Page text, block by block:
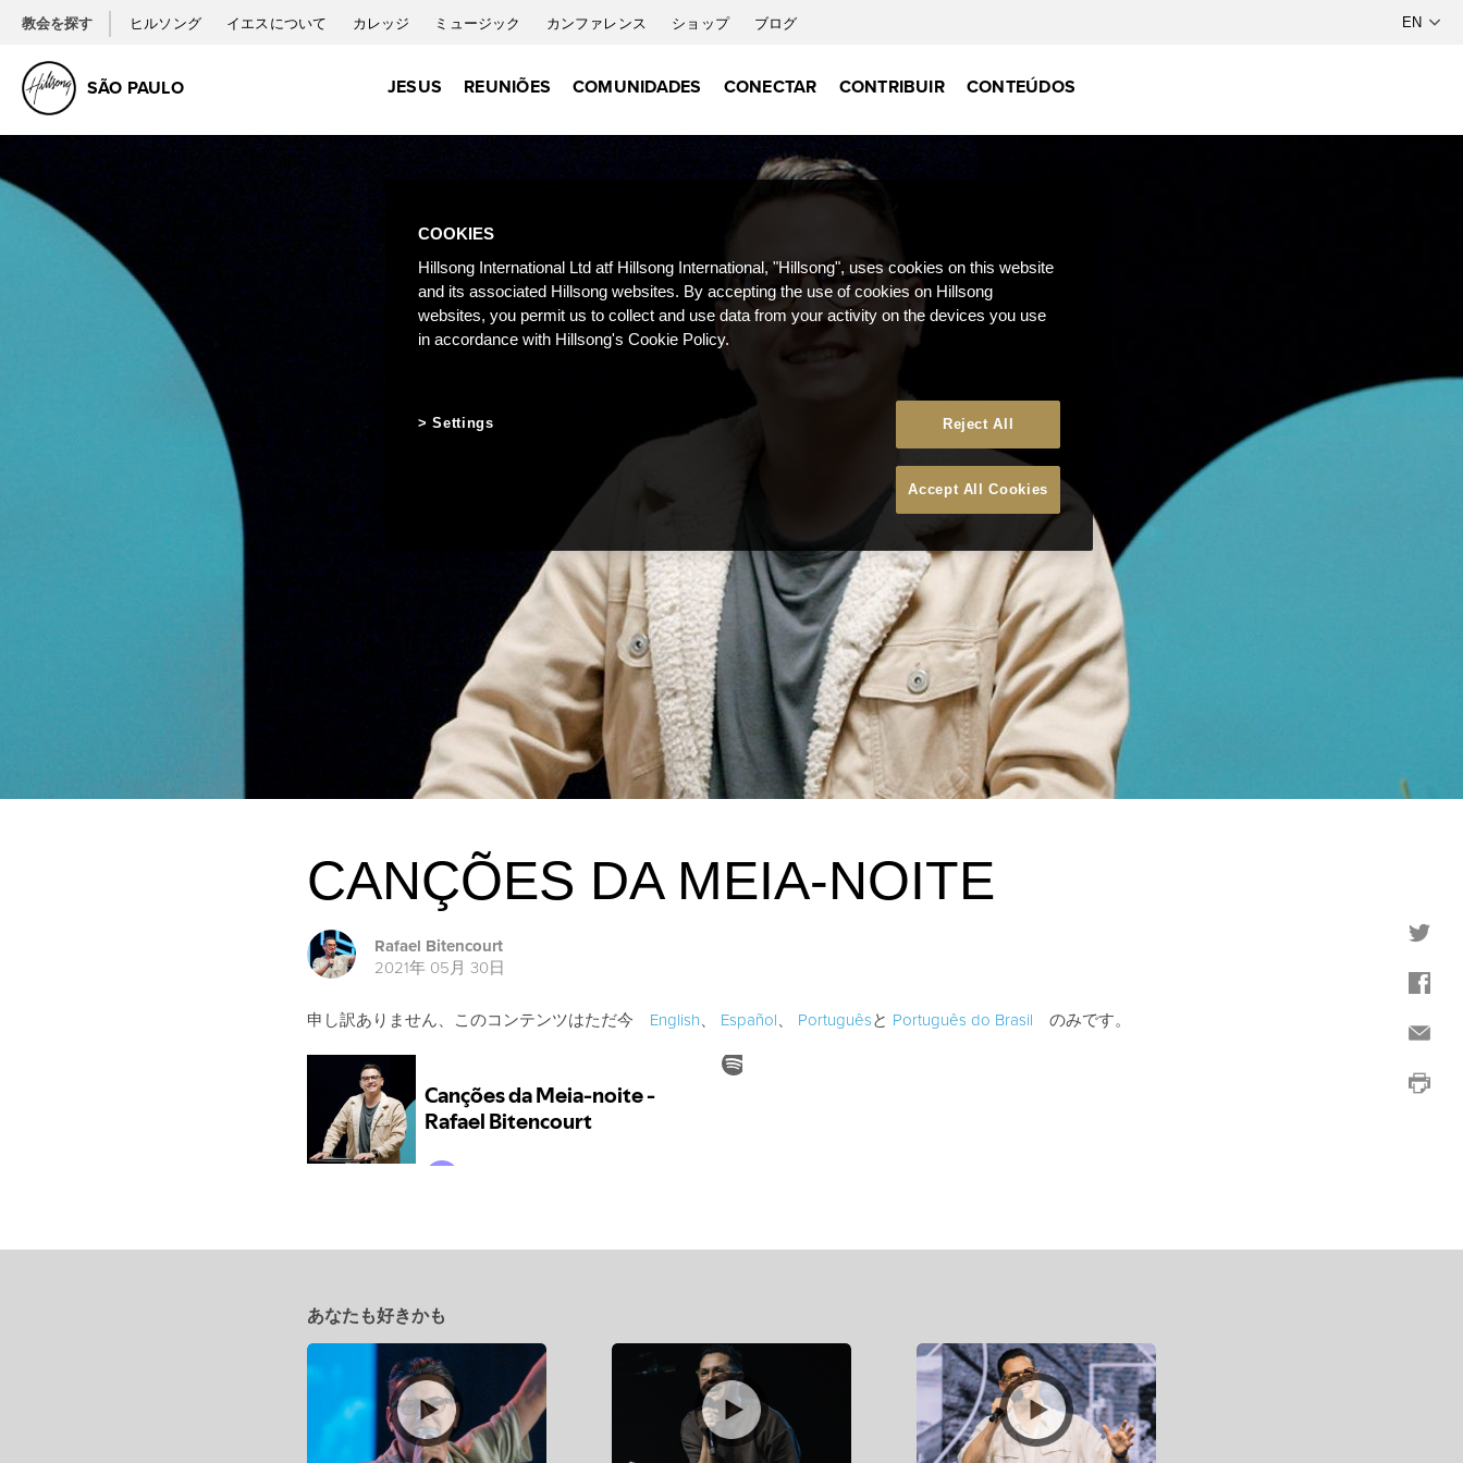
教会を探す ヒルソング イエスについて カレッジ ミュージック カンファレンス ショップ ブログ
SÃO PAULO JESUS REUNIÕES COMUNIDADES CONECTAR CONTRIBUIR CONTEÚDOS
CANÇÕES DA MEIA-NOITE
Rafael Bitencourt
2021年 05月 30日
申し訳ありません、このコンテンツはただ今 English、 Español、 Portuguêsと Português do Brasil のみです。
あなたも好きかも
COOKIES
Hillsong International Ltd atf Hillsong International, "Hillsong", uses cookies on this website
and its associated Hillsong websites. By accepting the use of cookies on Hillsong
websites, you permit us to collect and use data from your activity on the devices you use
in accordance with Hillsong's Cookie Policy.
Reject All
Accept All Cookies
Settings